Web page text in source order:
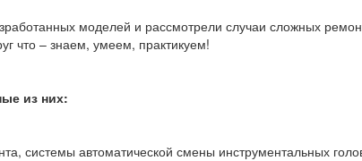
моделей и рассмотрели случаи сложных
что – знаем, умеем, практикуем!
из них:
системы автоматической смены инструментальных